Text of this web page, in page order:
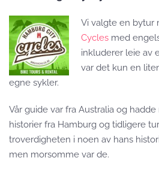
Vi valgte en bytur
Cycles med
inkluderer leie av
var det kun en
egne sykler.
Vår guide var fra Australia og
historier fra Hamburg og tidligere
troverdigheten i noen av hans
men morsomme var de.